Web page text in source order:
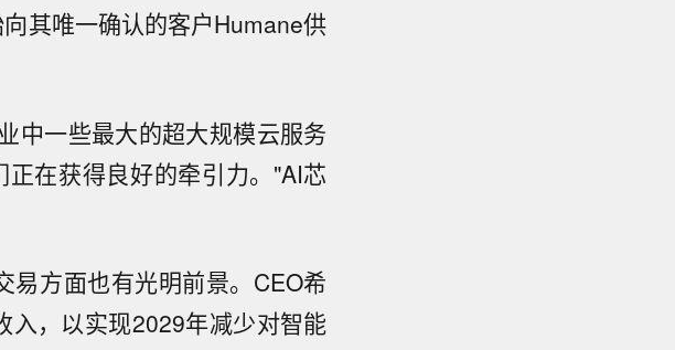
其唯一确认的客户Humane供
中一些最大的超大规模云服务
在获得良好的牵引力。"AI芯
易方面也有光明前景。CEO希
入，以实现2029年减少对智能